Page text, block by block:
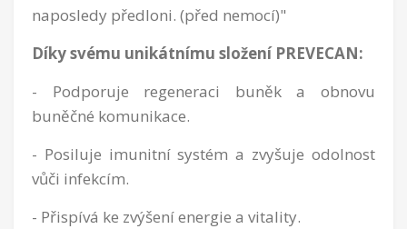
naposledy předloni. (před nemocí)"
Díky svému unikátnímu složení PREVECAN:
- Podporuje regeneraci buněk a obnovu
buněčné komunikace.
- Posiluje imunitní systém a zvyšuje odolnost
vůči infekcím.
- Přispívá ke zvýšení energie a vitality.